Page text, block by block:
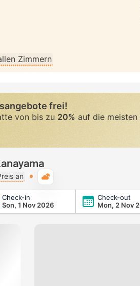
Zimmern
frei!
von bis zu 20%auf die meisten
an
Check-in
Son, 1 Nov 2026
Check-out
Mon, 2 Nov